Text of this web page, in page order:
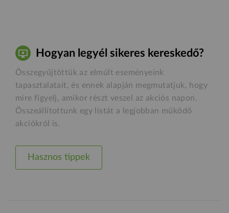
Hogyan legyél sikeres kereskedő?
Összegyűjtöttük az elmúlt eseményeink
tapasztalatait, és ennek alapján megmutatjuk, hogy
mire figyelj, amikor részt veszel az akciós napon.
Összeállítottunk egy listát a legjobban működő
akciókról is.
Hasznos tippek